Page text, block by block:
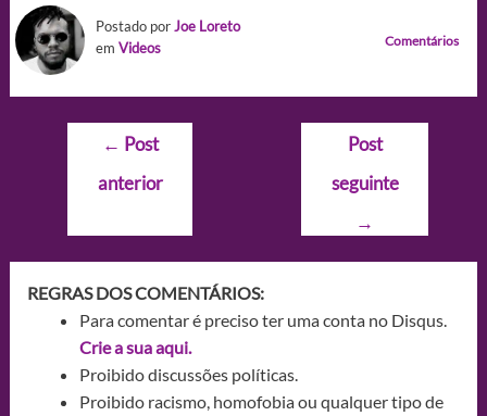
Postado porJoe Loreto
em Videos Comentários
Navegação
Post
← Post
anterior
Post
seguinte
→
REGRAS DOS COMENTÁRIOS:
Para comentar é preciso ter uma conta no Disqus.
Crie a sua aqui.
Proibido discussões políticas.
Proibido racismo, homofobia ou qualquer tipo de